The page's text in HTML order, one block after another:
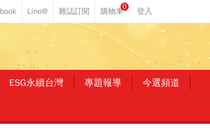
0
ESG永續台灣 專題報導 今選頻道